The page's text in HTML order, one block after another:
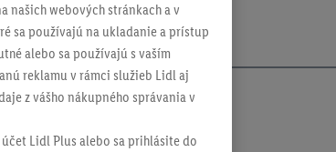
našich webových stránkach a v
sa používajú na ukladanie a prístup
alebo sa používajú s vaším
reklamu v rámci služieb Lidl aj
z vášho nákupného správania v
Lidl Plus alebo sa prihlásite do